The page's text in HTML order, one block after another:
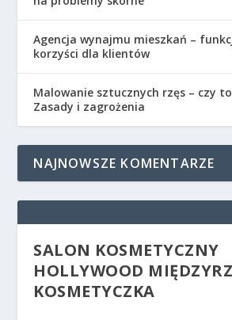
Agencja wynajmu mieszkań –
korzyści dla klientów
Malowanie sztucznych rzęs – czy
Zasady i zagrożenia
NAJNOWSZE KOMENTARZE
SALON KOSMETYCZNY
HOLLYWOOD
KOSMETYCZKA